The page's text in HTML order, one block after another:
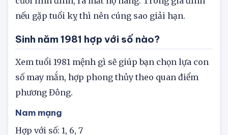
cưới linh đình, ra mắt họ hàng. Trong gia đình
Sinh năm 1981 hợp với số nào?
Xem tuổi 1981 mệnh gì sẽ giúp bạn chọn lựa con
số may mắn, hợp phong thủy theo quan điểm
Nam mạng